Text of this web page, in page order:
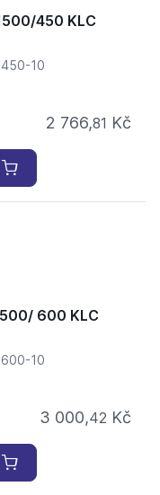
450 KLC
10
2 766,81 Kč
600 KLC
10
3 000,42 Kč